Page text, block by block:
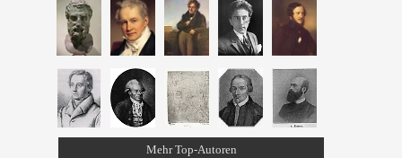
Mehr Top-Autoren